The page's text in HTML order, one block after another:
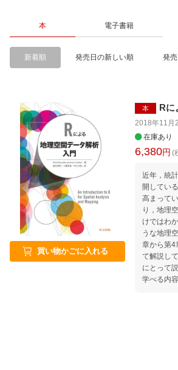
本 電子書籍
新着順 発売日の新しい順 発
買い物かごに入れる
本 Rに
2018年11月
在庫あり
6,380円 (
近年，統
開してい
高まって
り，地理
けではわ
うな地理
章から第4
て解説し
にとって
学べる内